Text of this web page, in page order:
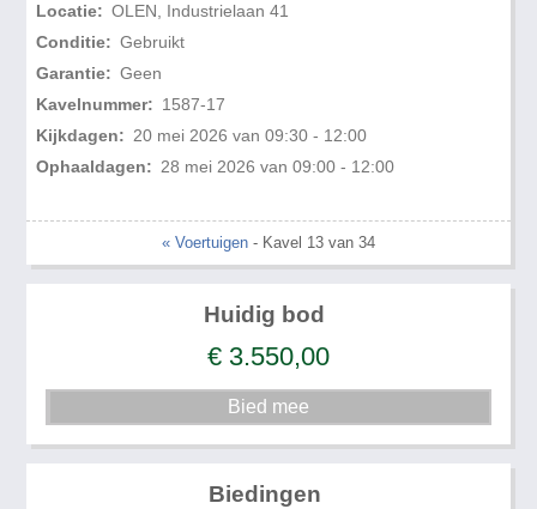
Locatie: OLEN, Industrielaan 41
Conditie: Gebruikt
Garantie: Geen
Kavelnummer: 1587-17
Kijkdagen: 20 mei 2026 van 09:30 - 12:00
Ophaaldagen: 28 mei 2026 van 09:00 - 12:00
« Voertuigen - Kavel 13 van 34
Huidig bod
€ 3.550,00
Biedingen